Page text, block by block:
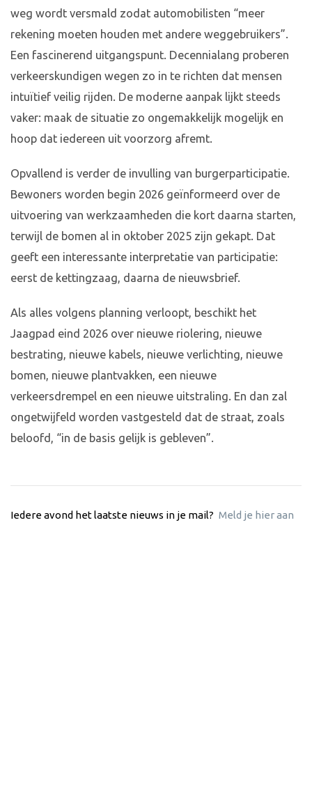
weg wordt versmald zodat automobilisten “meer
rekening moeten houden met andere weggebruikers”.
Een fascinerend uitgangspunt. Decennialang proberen
verkeerskundigen wegen zo in te richten dat mensen
intuïtief veilig rijden. De moderne aanpak lijkt steeds
vaker: maak de situatie zo ongemakkelijk mogelijk en
hoop dat iedereen uit voorzorg afremt.
Opvallend is verder de invulling van burgerparticipatie.
Bewoners worden begin 2026 geïnformeerd over de
uitvoering van werkzaamheden die kort daarna starten,
terwijl de bomen al in oktober 2025 zijn gekapt. Dat
geeft een interessante interpretatie van participatie:
eerst de kettingzaag, daarna de nieuwsbrief.
Als alles volgens planning verloopt, beschikt het
Jaagpad eind 2026 over nieuwe riolering, nieuwe
bestrating, nieuwe kabels, nieuwe verlichting, nieuwe
bomen, nieuwe plantvakken, een nieuwe
verkeersdrempel en een nieuwe uitstraling. En dan zal
ongetwijfeld worden vastgesteld dat de straat, zoals
beloofd, “in de basis gelijk is gebleven”.
Iedere avond het laatste nieuws in je mail? Meld je hier aan